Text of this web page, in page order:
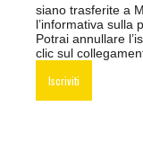
siano trasferite a
l’informativa sulla
Potrai annullare
clic sul